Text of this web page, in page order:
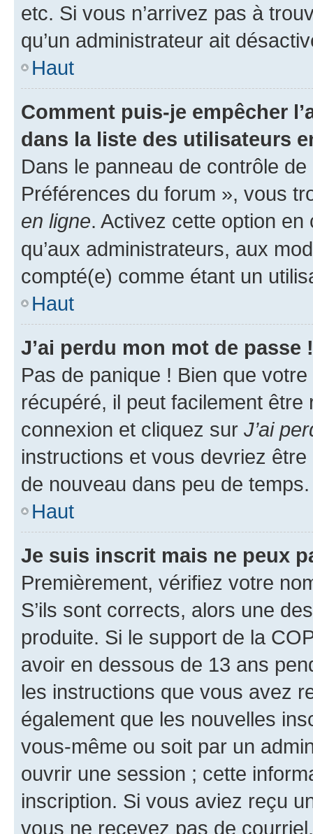
etc. Si vous n’arrivez pas à
qu’un administrateur ait
Haut
Comment puis-je empêcher
dans la liste des utilisateurs
Dans le panneau de contrôle
Préférences du forum », vous
en ligne. Activez cette option
qu’aux administrateurs, aux
compté(e) comme étant un
Haut
J’ai perdu mon mot de passe !
Pas de panique ! Bien que
récupéré, il peut facilement
connexion et cliquez sur J’ai
instructions et vous devriez
de nouveau dans peu de temps.
Haut
Je suis inscrit mais ne peux
Premièrement, vérifiez votre
S’ils sont corrects, alors une
produite. Si le support de la
avoir en dessous de 13 ans
les instructions que vous avez
également que les nouvelles
vous-même ou soit par un
ouvrir une session ; cette
inscription. Si vous aviez reçu
vous ne recevez pas de